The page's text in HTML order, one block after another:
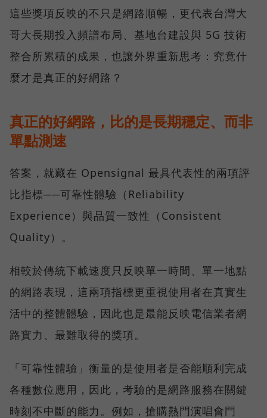
這些獎項反映的不只是網路順暢，更代表台灣大
哥大長期投入頻譜布局、基地台建設與 5G 技術
整合所累積的成果，也讓外界重新思考：究竟什
麼才是真正的好網路？
真正的好網路，比的是長期穩定、而非
單點測速
答案，就藏在 Opensignal 最具代表性的兩項評
比指標──可靠性體驗（Reliability
Experience）與品質一致性（Consistent
Quality）。
相較於傳統下載速度只反映單一時間、單一地點
的網路表現，這兩項指標更重視使用者在真實生
活中的整體體驗，因此也是最能反映電信業者網
路實力、最難取得的獎項。
「可靠性體驗」衡量的是使用者是否能順利完成
各種數位應用，因此，考驗的是網路服務在關鍵
時刻不中斷的能力。例如，搶購熱門演唱會門